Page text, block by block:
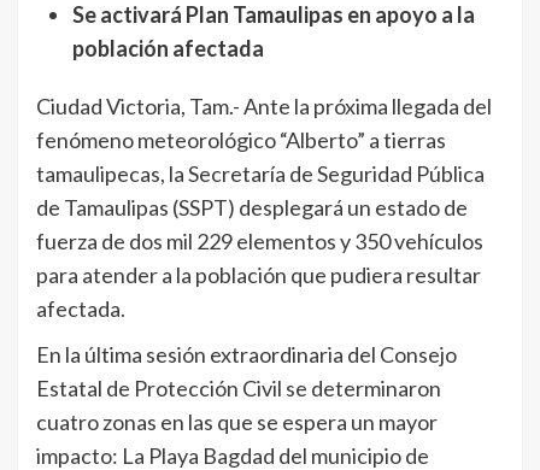
Se activará Plan Tamaulipas en apoyo a la
población afectada
Ciudad Victoria, Tam.- Ante la próxima llegada del
fenómeno meteorológico “Alberto” a tierras
tamaulipecas, la Secretaría de Seguridad Pública
de Tamaulipas (SSPT) desplegará un estado de
fuerza de dos mil 229 elementos y 350 vehículos
para atender a la población que pudiera resultar
afectada.
En la última sesión extraordinaria del Consejo
Estatal de Protección Civil se determinaron
cuatro zonas en las que se espera un mayor
impacto: La Playa Bagdad del municipio de